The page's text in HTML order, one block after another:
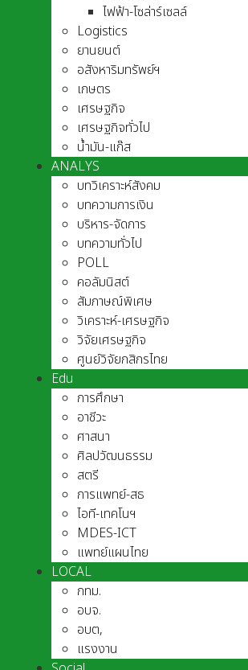
ไฟฟ้า-โซล่าร์เซลล์
Logistics
ยานยนต์
อสังหาริมทรัพย์ฯ
เกษตร
เศรษฐกิจ
เศรษฐกิจทั่วไป
น้ำมัน-แก๊ส
ANALYS
บทวิเคราะห์สังคม
บทความการเงิน
บริหาร-จัดการ
บทความทั่วไป
POLL
คอลัมนิสต์
สัมภาษณ์พิเศษ
วิเคราะห์-เศรษฐกิจ
วิจัยเศรษฐกิจ
ศูนย์วิจัยกสิกรไทย
Edu
การศึกษา
อาชีวะ
ศาสนา
ศิลปวัฒนธรรม
สตรี
การแพทย์-สธ
ไอที-เทคโนฯ
MDES-ICT
แพทย์แผนไทย
LOCAL
กทม.
อบจ.
อบต,
แรงงาน